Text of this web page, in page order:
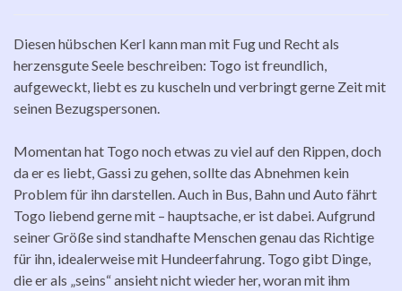
Diesen hübschen Kerl kann man mit Fug und Recht als
herzensgute Seele beschreiben: Togo ist freundlich,
aufgeweckt, liebt es zu kuscheln und verbringt gerne Zeit mit
seinen Bezugspersonen.
Momentan hat Togo noch etwas zu viel auf den Rippen, doch
da er es liebt, Gassi zu gehen, sollte das Abnehmen kein
Problem für ihn darstellen. Auch in Bus, Bahn und Auto fährt
Togo liebend gerne mit – hauptsache, er ist dabei. Aufgrund
seiner Größe sind standhafte Menschen genau das Richtige
für ihn, idealerweise mit Hundeerfahrung. Togo gibt Dinge,
die er als „seins“ ansieht nicht wieder her, woran mit ihm